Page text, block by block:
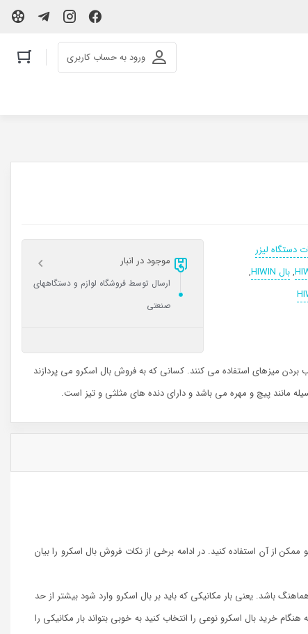
ورود به حساب کاربری
دستگاه لیزر
,بال HIWIN
,
موجود در انبار
ارسال توسط فروشگاه لوازم و دستگاههای
صنعتی
بردن میزهای استفاده می کنند. کسانی که به فروش بال اسکرو می پردازند
مانند پیچ و مهره می باشد و دارای دنده های مثلثی و تیز است.
از آن استفاده کنید. در ادامه برخی از نکات فروش بال اسکرو را بیان
باشد. یعنی بار مکانیکی که باید بر بال اسکرو وارد شود بیشتر از حد
خرید بال اسکرو نوعی را انتخاب کنید به خوبی بتواند بار مکانیکی را